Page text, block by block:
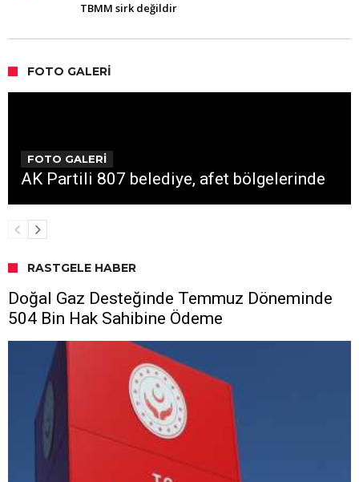
TBMM sirk değildir
FOTO GALERI
FOTO GALERİ
AK Partili 807 belediye, afet bölgelerinde
RASTGELE HABER
Doğal Gaz Desteğinde Temmuz Döneminde
504 Bin Hak Sahibine Ödeme